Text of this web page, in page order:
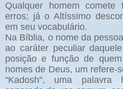
Qualquer homem
erros; já o Altíssimo
em seu vocabulário.
Na Bíblia, o nome da
ao caráter peculiar
posição e função de
nomes de Deus, um refere-
"Kadosh", uma palavra